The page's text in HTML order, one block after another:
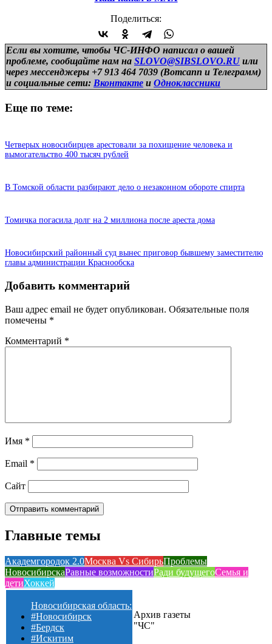
Поделиться:
Если вы хотите, чтобы ЧС-ИНФО написал о вашей
проблеме, сообщайте нам на SLOVO@SIBSLOVO.RU или
через мессенджеры +7 913 464 7039 (Вотсапп и Телеграмм)
и социальные сети: Вконтакте и Одноклассники
Еще по теме:
Четверых новосибирцев арестовали за похищение человека и
вымогательство 400 тысяч рублей
В Томской области разбирают дело о незаконном обороте спирта
Томичка погасила долг на 2 миллиона после ареста дома
Новосибирский районный суд вынес приговор бывшему заместителю
главы администрации Краснообска
Добавить комментарий
Ваш адрес email не будет опубликован. Обязательные поля
помечены *
Комментарий *
Имя *
Email *
Сайт
Главные темы
Академгородок 2.0Москва Vs СибирьПроблемы
НовосибирскаРавные возможностиРади будущегоСемья и
детиХоккей
Новосибирская область:
#Новосибирск
#Бердск
#Искитим
Архив газеты
"ЧС"